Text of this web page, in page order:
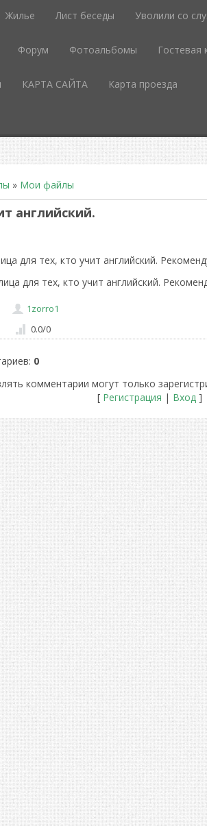
Жилье Лист беседы Уволили со
Форум Фотоальбомы Гостевая
КАРТА САЙТА Карта проезда
» Мои файлы
английский.
для тех, кто учит английский.
для тех, кто учит английский.
1zorro1
0.0/0
: 0
комментарии могут только
[ Регистрация | Вход]